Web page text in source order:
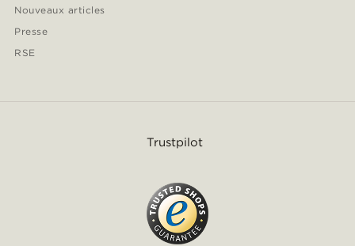
Nouveaux articles
Presse
RSE
Trustpilot